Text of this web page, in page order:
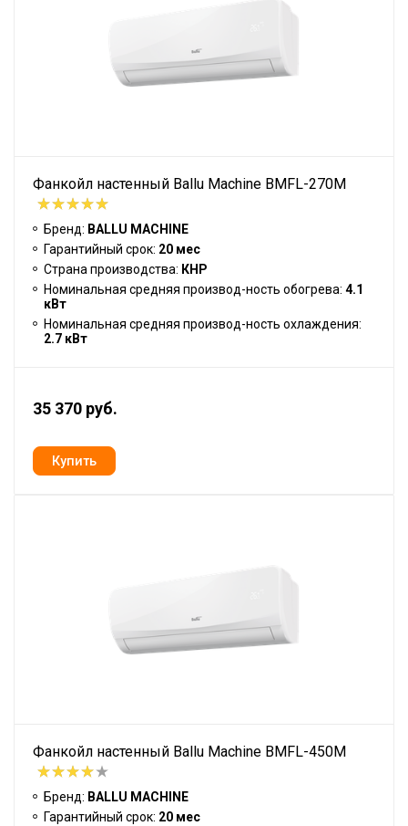
Фанкойл настенный Ballu Machine BMFL-270M
Бренд: BALLU MACHINE
Гарантийный срок: 20 мес
Страна производства: КНР
Номинальная средняя производ-ность обогрева: 4.1
кВт
Номинальная средняя производ-ность охлаждения:
2.7 кВт
35 370 руб.
Фанкойл настенный Ballu Machine BMFL-450M
Бренд: BALLU MACHINE
Гарантийный срок: 20 мес